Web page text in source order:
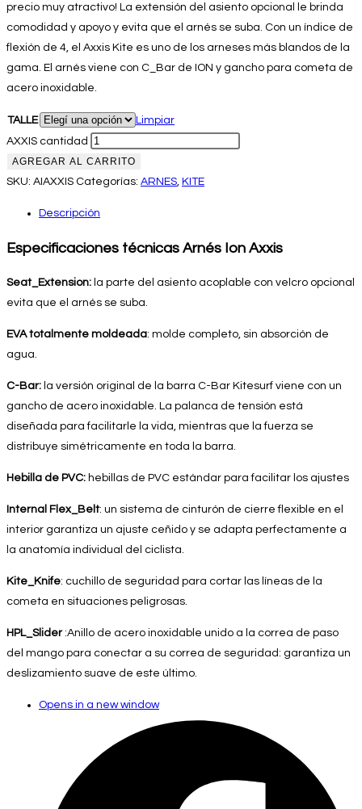
precio muy atractivo! La extensión del asiento opcional le brinda
comodidad y apoyo y evita que el arnés se suba. Con un índice de
flexión de 4, el Axxis Kite es uno de los arneses más blandos de la
gama. El arnés viene con C_Bar de ION y gancho para cometa de
acero inoxidable.
TALLE
Limpiar
AXXIS cantidad
AGREGAR AL CARRITO
SKU: AIAXXIS Categorías: ARNES, KITE
Descripción
Especificaciones técnicas Arnés Ion Axxis
Seat_Extension: la parte del asiento acoplable con velcro opcional
evita que el arnés se suba.
EVA totalmente moldeada: molde completo, sin absorción de
agua.
C-Bar: la versión original de la barra C-Bar Kitesurf viene con un
gancho de acero inoxidable. La palanca de tensión está
diseñada para facilitarle la vida, mientras que la fuerza se
distribuye simétricamente en toda la barra.
Hebilla de PVC: hebillas de PVC estándar para facilitar los ajustes
Internal Flex_Belt: un sistema de cinturón de cierre flexible en el
interior garantiza un ajuste ceñido y se adapta perfectamente a
la anatomía individual del ciclista.
Kite_Knife: cuchillo de seguridad para cortar las líneas de la
cometa en situaciones peligrosas.
HPL_Slider:Anillo de acero inoxidable unido a la correa de paso
del mango para conectar a su correa de seguridad: garantiza un
deslizamiento suave de este último.
Opens in a new window